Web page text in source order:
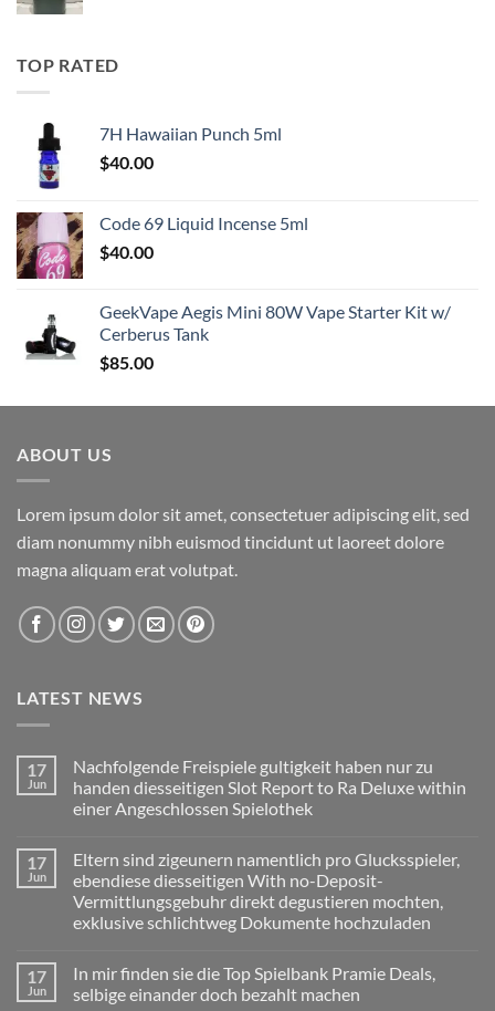
TOP RATED
7H Hawaiian Punch 5ml
$40.00
Code 69 Liquid Incense 5ml
$40.00
GeekVape Aegis Mini 80W Vape Starter Kit w/
Cerberus Tank
$85.00
ABOUT US
Lorem ipsum dolor sit amet, consectetuer adipiscing elit, sed
diam nonummy nibh euismod tincidunt ut laoreet dolore
magna aliquam erat volutpat.
LATEST NEWS
17
Jun
Nachfolgende Freispiele gultigkeit haben nur zu
handen diesseitigen Slot Report to Ra Deluxe within
einer Angeschlossen Spielothek
on
Nachfolgende
Freispiele
gultigkeit
haben
nur
diesseitigen
Slot
Report
17
Jun
Eltern sind zigeunern namentlich pro Glucksspieler,
ebendiese diesseitigen With no-Deposit-
Vermittlungsgebuhr direkt degustieren mochten,
exklusive schlichtweg Dokumente hochzuladen
on
Eltern
sind
17
Jun
In mir finden sie die Top Spielbank Pramie Deals,
selbige einander doch bezahlt machen